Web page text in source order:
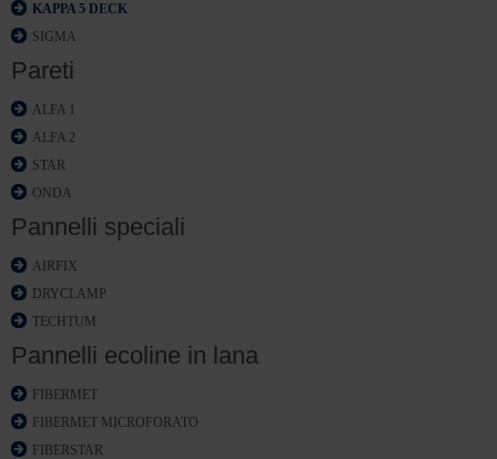
KAPPA 5 DECK
SIGMA
Pareti
ALFA 1
ALFA 2
STAR
ONDA
Pannelli speciali
AIRFIX
DRYCLAMP
TECHTUM
Pannelli ecoline in lana
FIBERMET
FIBERMET MICROFORATO
FIBERSTAR